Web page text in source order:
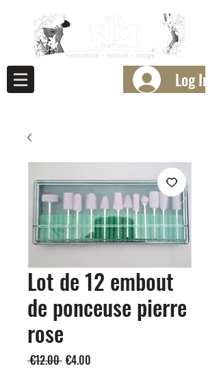
Log In
Lot de 12 embout
de ponceuse pierre
rose
€12.00 Regular
€4.00